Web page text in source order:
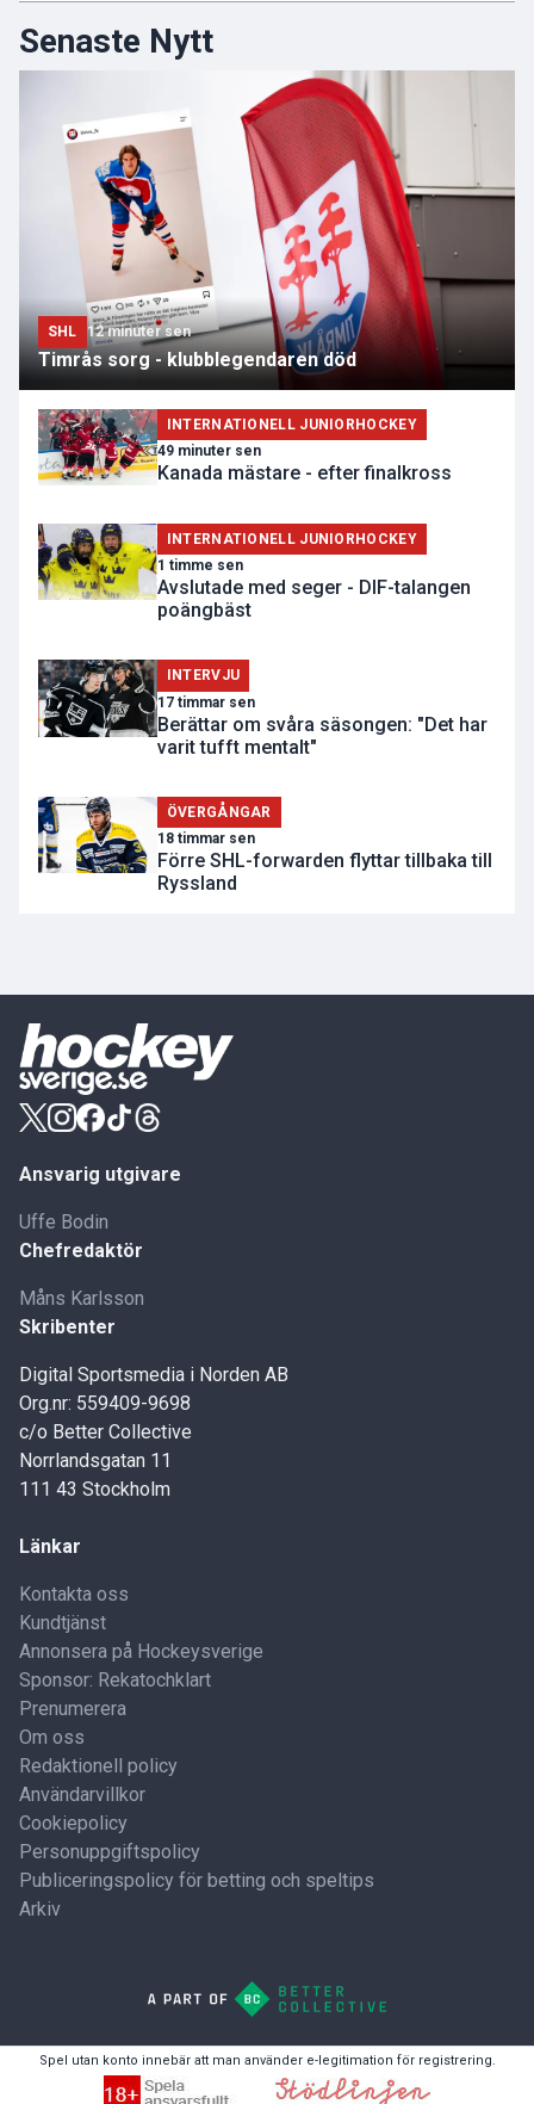
Senaste Nytt
SHL 12 minuter sen
Timrås sorg - klubblegendaren död
INTERNATIONELL JUNIORHOCKEY
49 minuter sen
Kanada mästare - efter finalkross
INTERNATIONELL JUNIORHOCKEY
1 timme sen
Avslutade med seger - DIF-talangen
poängbäst
INTERVJU
17 timmar sen
Berättar om svåra säsongen: "Det har
varit tufft mentalt"
ÖVERGÅNGAR
18 timmar sen
Förre SHL-forwarden flyttar tillbaka till
Ryssland
Ansvarig utgivare
Uffe Bodin
Chefredaktör
Måns Karlsson
Skribenter
Digital Sportsmedia i Norden AB
Org.nr: 559409-9698
c/o Better Collective
Norrlandsgatan 11
111 43 Stockholm
Länkar
Kontakta oss
Kundtjänst
Annonsera på Hockeysverige
Sponsor: Rekatochklart
Prenumerera
Om oss
Redaktionell policy
Användarvillkor
Cookiepolicy
Personuppgiftspolicy
Publiceringspolicy för betting och speltips
Arkiv
Spel utan konto innebär att man använder e-legitimation för registrering.